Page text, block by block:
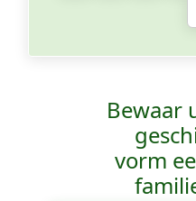
Bewaar
vorm